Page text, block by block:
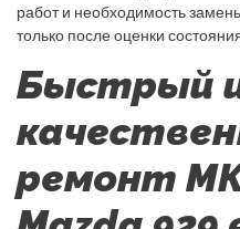
работ и необходимость
только после оценки
Быстрый
ремонт